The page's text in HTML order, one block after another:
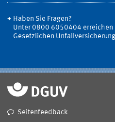
Haben Sie Fragen?
Unter 0800 6050404 erreichen
Gesetzlichen Unfallversicherung
Seitenfeedback